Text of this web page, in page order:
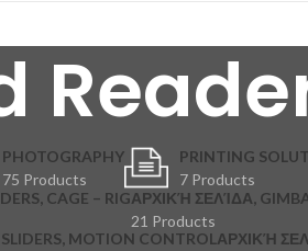
PHOTOGRAPHY
75 Products
PRINTING
7 Products
CAGE – RIGΑΡΧΙΚΉ ΣΕΛΊΔΑ,
21 Products
MOTION CONTROL ΑΡΧΙΚΉ